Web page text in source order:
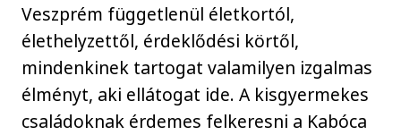
Veszprém függetlenül életkortól,
élethelyzettől, érdeklődési körtől,
mindenkinek tartogat valamilyen izgalmas
élményt, aki ellátogat ide. A kisgyermekes
családoknak érdemes felkeresni a Kabóca